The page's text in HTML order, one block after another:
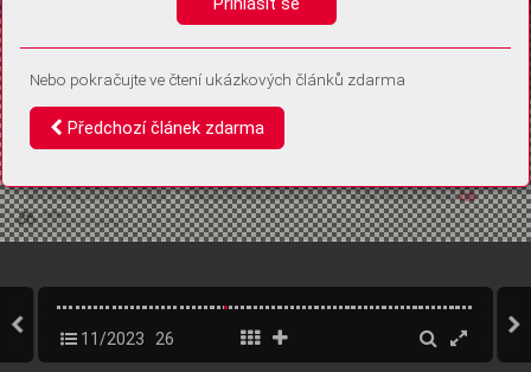
11/2023 26
Nebo pokračujte ve čtení ukázkových článků zdarma
Předchozí článek zdarma